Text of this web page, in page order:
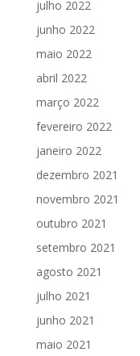
julho 2022
junho 2022
maio 2022
abril 2022
março 2022
fevereiro 2022
janeiro 2022
dezembro 2021
novembro 2021
outubro 2021
setembro 2021
agosto 2021
julho 2021
junho 2021
maio 2021